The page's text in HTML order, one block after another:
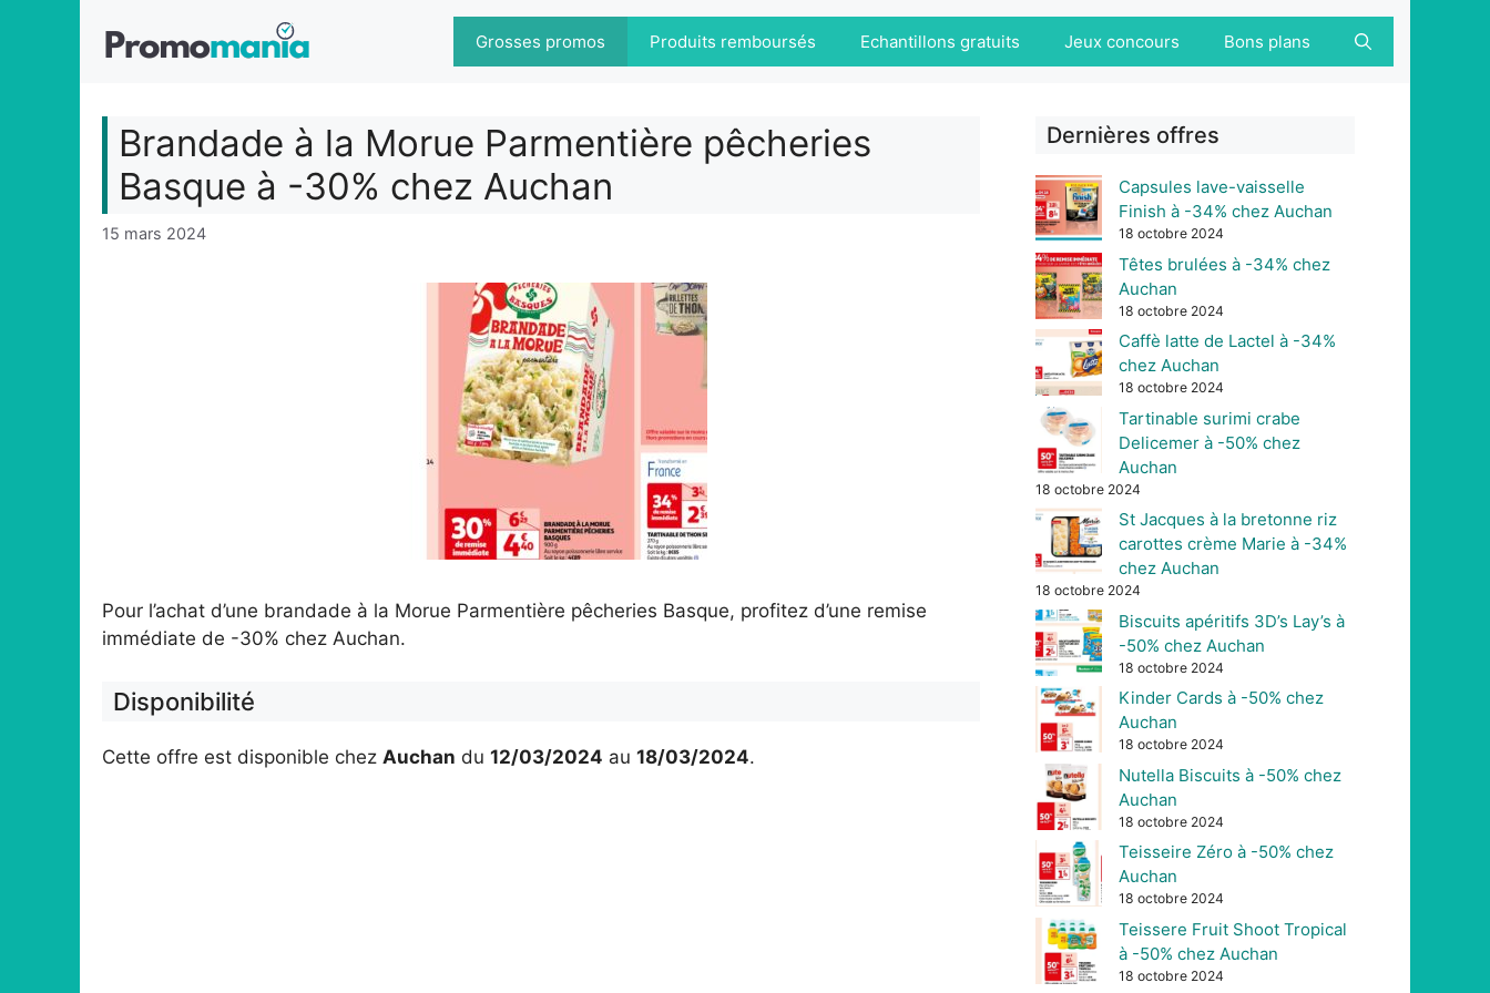
Grosses promos Produits remboursés Echantillons gratuits Jeux concours Bons plans
Brandade à la Morue Parmentière pêcheries
Basque à -30% chez Auchan
15 mars 2024
Pour l’achat d’une brandade à la Morue Parmentière pêcheries Basque, profitez d’une remise
immédiate de -30% chez Auchan.
Disponibilité
Cette offre est disponible chez Auchan du 12/03/2024 au 18/03/2024.
Dernières offres
Capsules lave-vaisselle
Finish à -34% chez Auchan
18 octobre 2024
Têtes brulées à -34% chez
Auchan
18 octobre 2024
Caffè latte de Lactel à -34%
chez Auchan
18 octobre 2024
Tartinable surimi crabe
Delicemer à -50% chez
Auchan
18 octobre 2024
St Jacques à la bretonne riz
carottes crème Marie à -34%
chez Auchan
18 octobre 2024
Biscuits apéritifs 3D’s Lay’s à
-50% chez Auchan
18 octobre 2024
Kinder Cards à -50% chez
Auchan
18 octobre 2024
Nutella Biscuits à -50% chez
Auchan
18 octobre 2024
Teisseire Zéro à -50% chez
Auchan
18 octobre 2024
Teissere Fruit Shoot Tropical
à -50% chez Auchan
18 octobre 2024